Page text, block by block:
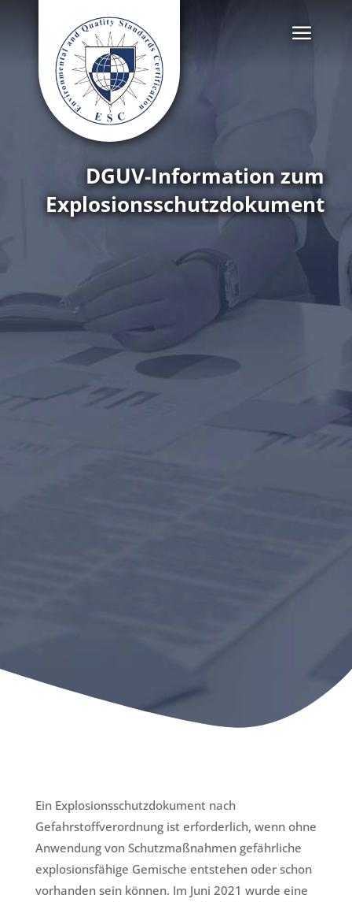
DGUV-Information zum
Explosionsschutzdokument
Ein Explosionsschutzdokument nach
Gefahrstoffverordnung ist erforderlich, wenn ohne
Anwendung von Schutzmaßnahmen gefährliche
explosionsfähige Gemische entstehen oder schon
vorhanden sein können. Im Juni 2021 wurde eine